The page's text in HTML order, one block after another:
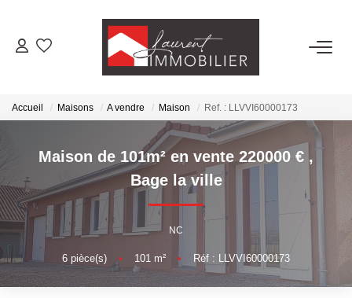
ACHETER
LOUER
ESTIMER
FAIRE GÉRER
NOS AGENCES
Accueil Maisons A vendre Maison Ref. : LLVVI60000173
Maison de 101m² en vente 220000 € ,
Bage la ville
NC
6 pièce(s) • 101 m² • Réf : LLVVI60000173